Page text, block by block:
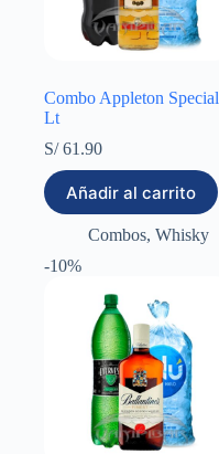
Combo Appleton Special
Lt
S/61.90
Añadir al carrito
Combos, Whisky
-10%